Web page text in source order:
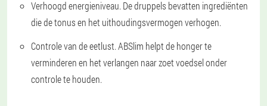
Verhoogd energieniveau. De druppels bevatten ingrediënten
die de tonus en het uithoudingsvermogen verhogen.
Controle van de eetlust. ABSlim helpt de honger te
verminderen en het verlangen naar zoet voedsel onder
controle te houden.